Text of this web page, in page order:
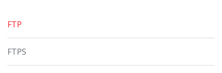
FTP
FTPS